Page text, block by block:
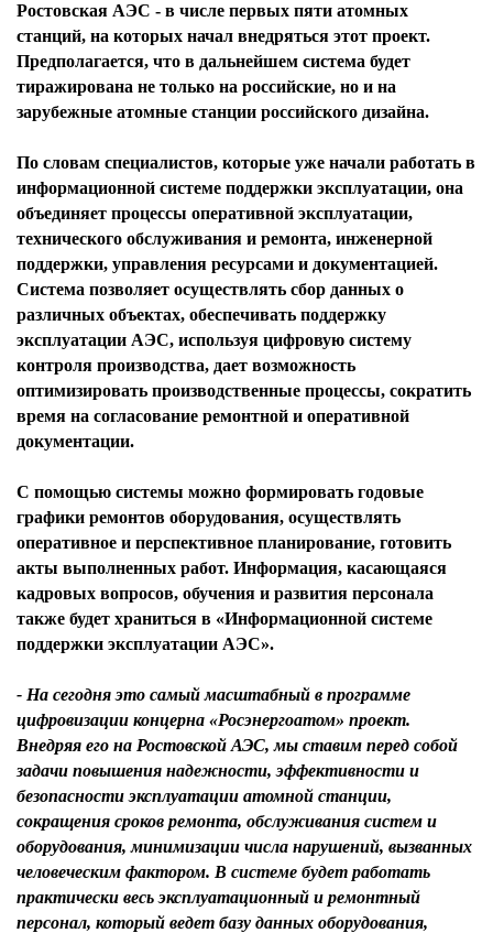
Ростовская АЭС - в числе первых пяти атомных
станций, на которых начал внедряться этот проект.
Предполагается, что в дальнейшем система будет
тиражирована не только на российские, но и на
зарубежные атомные станции российского дизайна.
По словам специалистов, которые уже начали работать в
информационной системе поддержки эксплуатации, она
объединяет процессы оперативной эксплуатации,
технического обслуживания и ремонта, инженерной
поддержки, управления ресурсами и документацией.
Система позволяет осуществлять сбор данных о
различных объектах, обеспечивать поддержку
эксплуатации АЭС, используя цифровую систему
контроля производства, дает возможность
оптимизировать производственные процессы, сократить
время на согласование ремонтной и оперативной
документации.
С помощью системы можно формировать годовые
графики ремонтов оборудования, осуществлять
оперативное и перспективное планирование, готовить
акты выполненных работ. Информация, касающаяся
кадровых вопросов, обучения и развития персонала
также будет храниться в «Информационной системе
поддержки эксплуатации АЭС».
- На сегодня это самый масштабный в программе
цифровизации концерна «Росэнергоатом» проект.
Внедряя его на Ростовской АЭС, мы ставим перед собой
задачи повышения надежности, эффективности и
безопасности эксплуатации атомной станции,
сокращения сроков ремонта, обслуживания систем и
оборудования, минимизации числа нарушений, вызванных
человеческим фактором. В системе будет работать
практически весь эксплуатационный и ремонтный
персонал, который ведет базу данных оборудования,